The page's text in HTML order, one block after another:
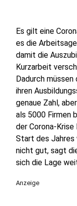
Es gilt eine
es die
damit die
Kurzarbeit
Dadurch
ihren
genaue Zahl,
als 5000 Firmen
der Corona-
Start des Jahres
nicht gut, sagt
sich die Lage
Anzeige